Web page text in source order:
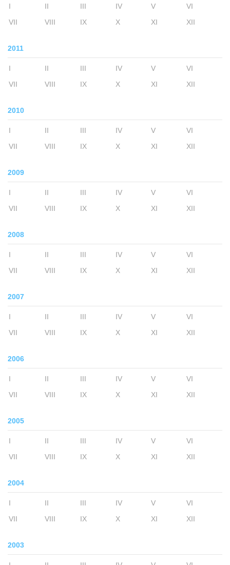
I II III IV V
VI
VII
VIII IX X XI XII
2011
I II III IV V
VI
VII
VIII IX X XI XII
2010
I II III IV V
VI
VII
VIII IX X XI XII
2009
I II III IV V
VI
VII
VIII IX X XI XII
2008
I II III IV V
VI
VII
VIII IX X XI XII
2007
I II III IV V
VI
VII
VIII IX X XI XII
2006
I II III IV V
VI
VII
VIII IX X XI XII
2005
I II III IV V
VI
VII
VIII IX X XI XII
2004
I II III IV V
VI
VII
VIII IX X XI XII
2003